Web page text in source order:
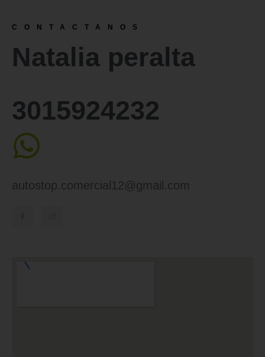
CONTACTANOS
Natalia peralta
3015924232
autostop.comercial12@gmail.com